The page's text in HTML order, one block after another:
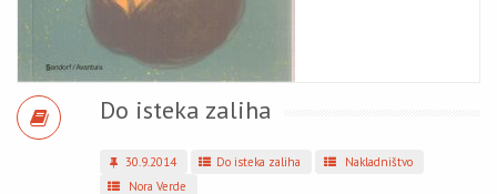
Do isteka zaliha
30.9.2014 Do isteka zaliha
Nakladništvo
Nora Verde